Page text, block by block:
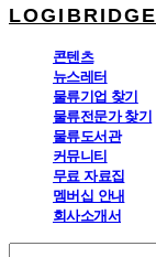
LOGIBRIDGE
콘텐츠
뉴스레터
물류기업 찾기
물류전문가 찾기
물류도서관
커뮤니티
무료 자료집
멤버십 안내
회사소개서